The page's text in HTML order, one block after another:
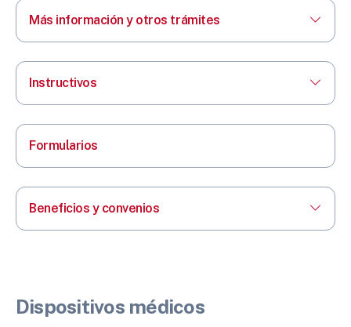
Más información y otros trámites
Instructivos
Formularios
Beneficios y convenios
Dispositivos médicos